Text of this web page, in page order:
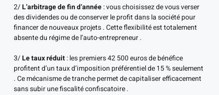
2/L’arbitrage de fin d’année: vous choisissez de vous verser
des dividendes ou de conserver le profit dans la société pour
financer de nouveaux projets . Cette flexibilité est totalement
absente du régime de l’auto-entrepreneur .
3/Le taux réduit: les premiers 42 500 euros de bénéfice
profitent d’un taux d’imposition préférentiel de 15 % seulement
. Ce mécanisme de tranche permet de capitaliser efficacement
sans subir une fiscalité confiscatoire .